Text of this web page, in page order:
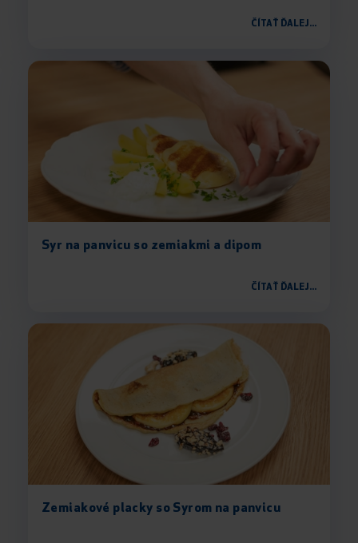
ČÍTAŤ ĎALEJ...
Syr na panvicu so zemiakmi a dipom
ČÍTAŤ ĎALEJ...
Zemiakové placky so Syrom na panvicu